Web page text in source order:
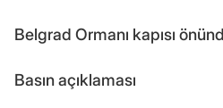
Belgrad Ormanı kapısı
Basın açıklaması